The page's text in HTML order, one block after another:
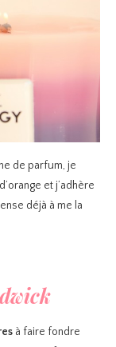
de parfum, je
et j’adhère
déjà à me la
à faire fondre